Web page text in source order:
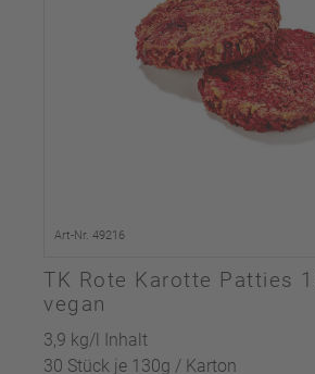
Art-Nr. 49216
TK Rote Karotte Patties
vegan
3,9 kg/l Inhalt
30 Stück je 130g / Karton